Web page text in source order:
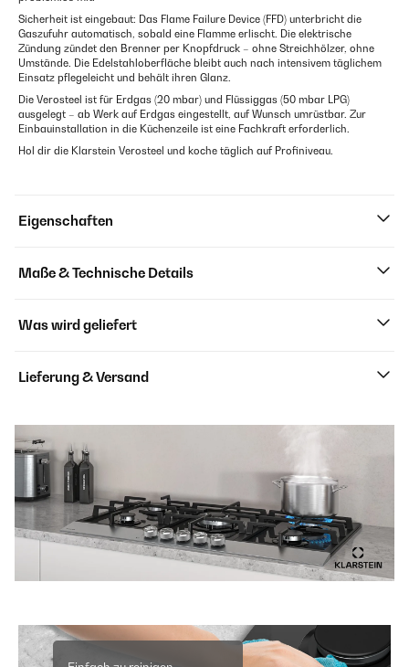
Sicherheit ist eingebaut: Das Flame Failure Device (FFD) unterbricht die
Gaszufuhr automatisch, sobald eine Flamme erlischt. Die elektrische
Zündung zündet den Brenner per Knopfdruck – ohne Streichhölzer, ohne
Umstände. Die Edelstahloberfläche bleibt auch nach intensivem täglichem
Einsatz pflegeleicht und behält ihren Glanz.
Die Verosteel ist für Erdgas (20 mbar) und Flüssiggas (50 mbar LPG)
ausgelegt – ab Werk auf Erdgas eingestellt, auf Wunsch umrüstbar. Zur
Einbauinstallation in die Küchenzeile ist eine Fachkraft erforderlich.
Hol dir die Klarstein Verosteel und koche täglich auf Profiniveau.
Eigenschaften
Maße & Technische Details
Was wird geliefert
Lieferung & Versand